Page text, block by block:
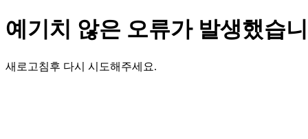
예기치 않은 오류가 발생했습
새로고침후 다시 시도해주세요.